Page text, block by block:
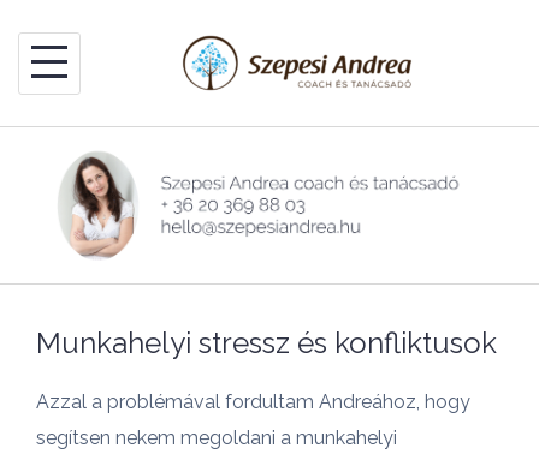
content
Munkahelyi stressz és konfliktusok
Azzal a problémával fordultam Andreához, hogy
segítsen nekem megoldani a munkahelyi